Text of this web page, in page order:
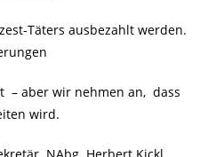
Täters ausbezahlt werden.
aber wir nehmen an, dass
wird.